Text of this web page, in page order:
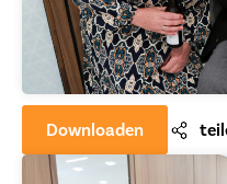
Downloaden